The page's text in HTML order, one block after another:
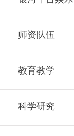
师资队伍
教育教学
科学研究